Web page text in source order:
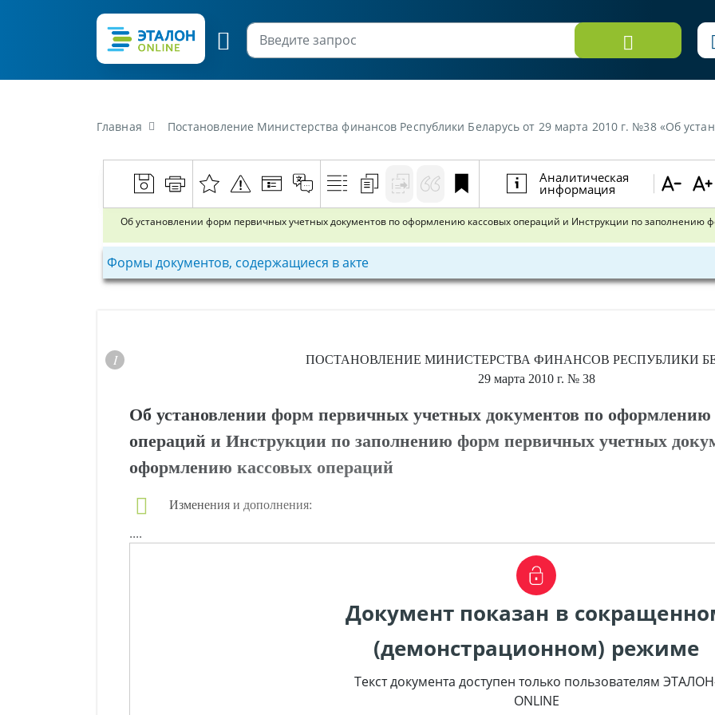
Главная Постановление Министерства финансов Республики Беларусь от 29 марта 2010 г. №38 «Об установлении форм первичных учетных документов по оформлению кассовых операций и
Аналитическая
информация
Об установлении форм первичных учетных документов по оформлению кассовых операций и Инструкции по
Формы документов, содержащиеся в акте
ПОСТАНОВЛЕНИЕ МИНИСТЕРСТВА ФИНАНСОВ РЕСПУБЛИКИ
29 марта 2010 г. № 38
Об установлении форм первичных учетных документов по оформлению
операций и Инструкции по заполнению форм первичных учетных
оформлению кассовых операций
Изменения и дополнения:
....
Документ показан в
(демонстрационном) режиме
Текст документа доступен только пользователям
ONLINE